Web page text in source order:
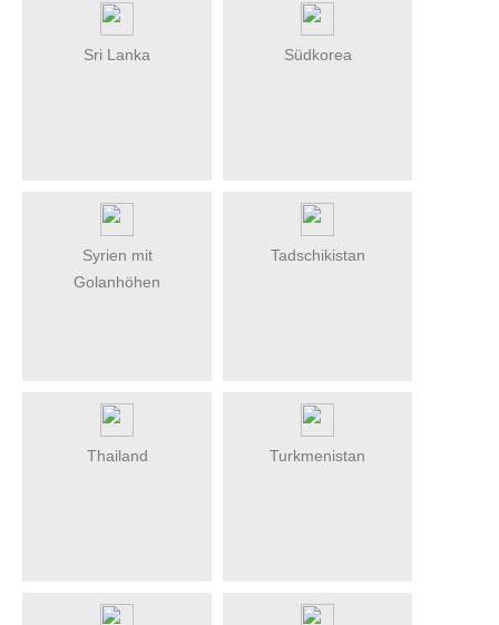
Sri Lanka Südkorea
Syrien mit
Golanhöhen
Tadschikistan
Thailand Turkmenistan